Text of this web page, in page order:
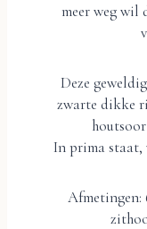
meer weg wil
Deze
zwarte dikke
In prima staat,
Afmetingen: